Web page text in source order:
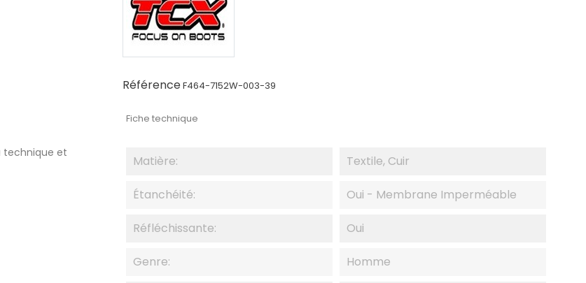
technique et
RéférenceF464-7152W-003-39
Fiche technique
Matière: Textile, Cuir
Étanchéité: Oui - Membrane Imperméable
Réfléchissante: Oui
Genre: Homme